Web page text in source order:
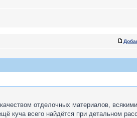
отделочных материалов,
куча всего найдётся при детальном